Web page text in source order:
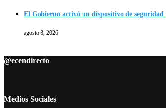
El Gobierno activó un dispositivo de
agosto 8, 2026
@ecendirecto
Medios Sociales